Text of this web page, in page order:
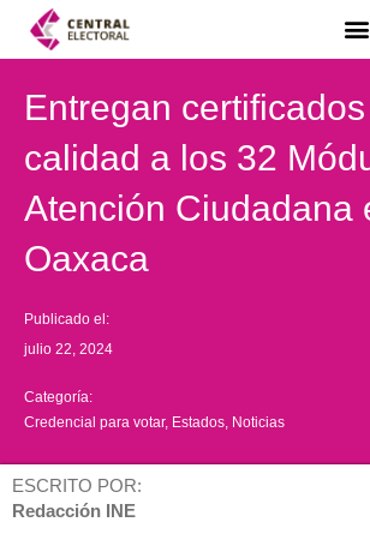
Entregan
calidad a los 32
Atención Ciudadana
Oaxaca
Publicado el:
julio 22, 2024
Categoría:
Credencial para votar, Estados Noticias
ESCRITO POR:
Redacción INE